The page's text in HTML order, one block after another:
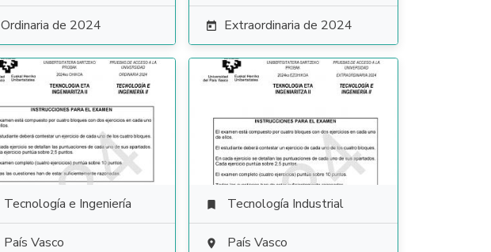
Ordinaria de 2024  Extraordinaria de 2024
Tecnología e Ingeniería
País Vasco
 Tecnología Industrial
 País Vasco